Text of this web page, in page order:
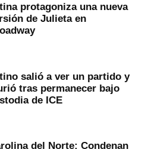
protagoniza una nueva
de Julieta en
salió a ver un partido y
tras permanecer bajo
de ICE
del Norte: Condenan